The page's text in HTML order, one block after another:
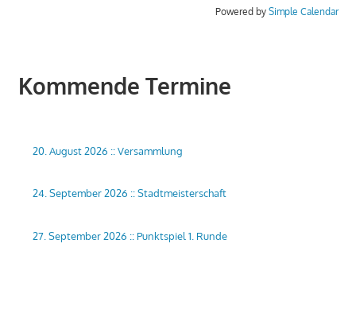
Powered by Simple Calendar
Kommende Termine
20. August 2026 ::Versammlung
24. September 2026 ::Stadtmeisterschaft
27. September 2026 :: Punktspiel 1. Runde